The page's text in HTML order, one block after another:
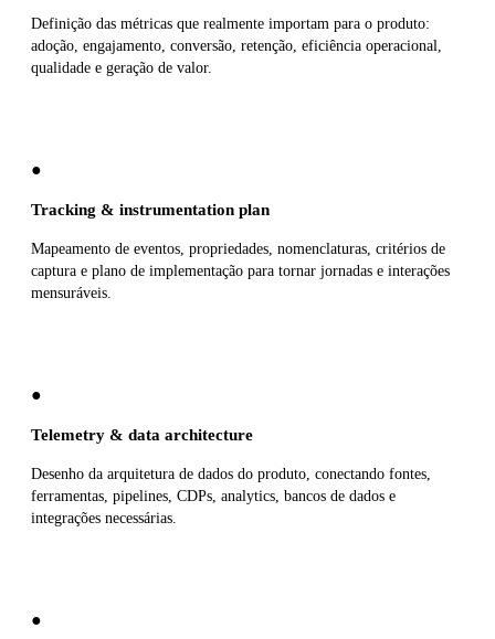
Definição das métricas que realmente importam para o produto:
adoção, engajamento, conversão, retenção, eficiência operacional,
qualidade e geração de valor.
●
Tracking & instrumentation plan
Mapeamento de eventos, propriedades, nomenclaturas, critérios de
captura e plano de implementação para tornar jornadas e interações
mensuráveis.
●
Telemetry & data architecture
Desenho da arquitetura de dados do produto, conectando fontes,
ferramentas, pipelines, CDPs, analytics, bancos de dados e
integrações necessárias.
●